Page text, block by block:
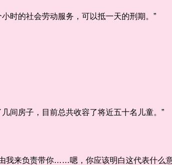
的社会劳动服务，可以抵一天的刑期。”
房子，目前总共收容了将近五十名儿童。”
我来负责带你……嗯，你应该明白这代表什么